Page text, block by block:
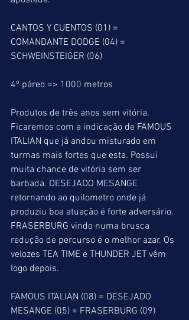
CANTOS Y CUENTOS (01) =
COMANDANTE DODGE (04) =
SCHWEINSTEIGER (06)
4º páreo => 1000 metros
Produtos de três anos sem vitória.
Ficaremos com a indicação de FAMOUS
ITALIAN que já andou misturado em
turmas mais fortes que esta. Possui
muita chance de vitória sem ser
barbada. DESEJADO MESANGE
retornando ao quilometro onde já
produziu boa atuação é forte adversário.
FRASERBURG vindo numa brusca
redução de percurso é o melhor azar. Os
velozes TEA TIME e THUNDER JET vêm
logo depois.
FAMOUS ITALIAN (08) = DESEJADO
MESANGE (05) = FRASERBURG (09)